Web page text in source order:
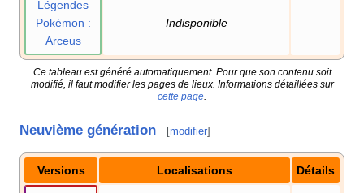
Légendes
Pokémon :
Arceus
Indisponible
Ce tableau est généré automatiquement. Pour que son contenu soit
modifié, il faut modifier les pages de lieux. Informations détaillées sur
cette page
Neuvième génération [modifier]
Versions Localisations Détails